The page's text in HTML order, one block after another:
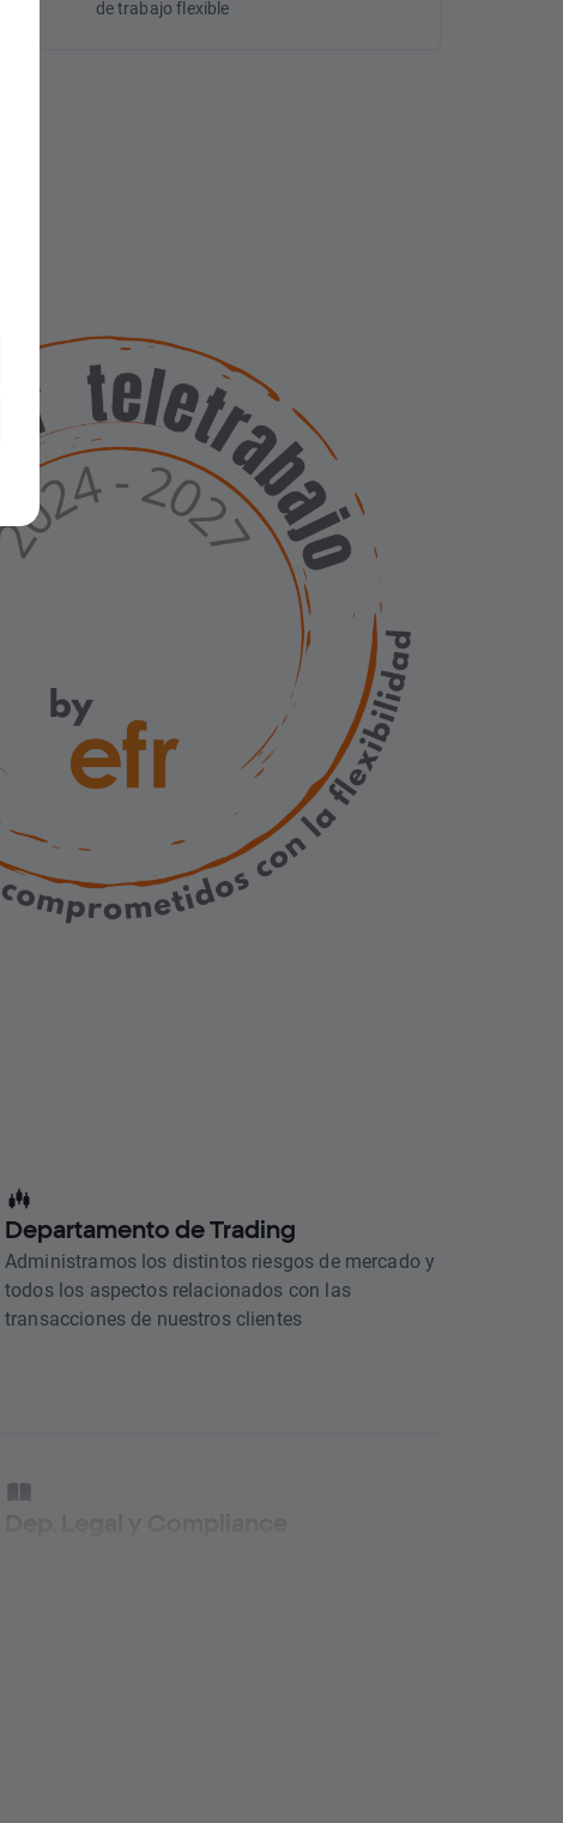
de trabajo flexible
Departamento de Trading
Administramos los distintos riesgos de mercado y
todos los aspectos relacionados con las
transacciones de nuestros clientes